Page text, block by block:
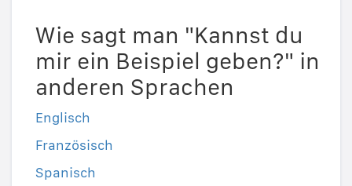
Wie sagt man "Kannst du
mir ein Beispiel geben?" in
anderen Sprachen
Englisch
Französisch
Spanisch